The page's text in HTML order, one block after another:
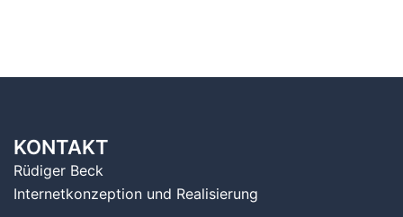
KONTAKT
Rüdiger Beck
Internetkonzeption und Realisierung